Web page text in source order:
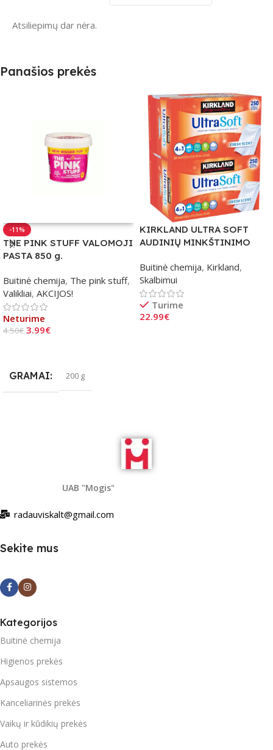
Atsiliepimų dar nėra.
Panašios prekės
-11%
THE PINK STUFF VALOMOJI
PASTA 850 g.
Buitinė chemija, The pink stuff,
Valikliai, AKCIJOS!
Neturime
4.50€ 3.99€
GRAMAI 200 g
KIRKLAND ULTRA SOFT
AUDINIŲ MINKŠTINIMO
Buitinė chemija, Kirkland,
Skalbimui
Turime
22.99€
UAB "Mogis"
radauviskalt@gmail.com
Sekite mus
Kategorijos
Buitinė chemija
Higienos prekės
Apsaugos sistemos
Kanceliarinės prekės
Vaikų ir kūdikių prekės
Auto prekės